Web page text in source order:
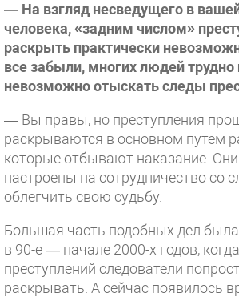
— На взгляд несведущего в
человека, «задним числом»
раскрыть практически
все забыли, многих людей трудно
невозможно отыскать следы
— Вы правы, но преступления
раскрываются в основном путем
которые отбывают наказание.
настроены на сотрудничество со
облегчить свою судьбу.
Большая часть подобных дел
в 90-е — начале 2000-х годов,
преступлений следователи
раскрывать. А сейчас появилось